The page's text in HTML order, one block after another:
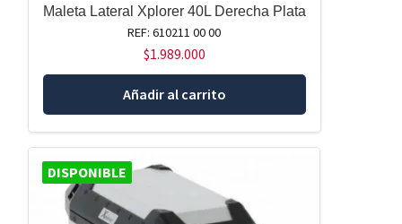
Maleta Lateral Xplorer 40L Derecha Plata
REF: 610211 00 00
$1.989.000
Añadir al carrito
DISPONIBLE